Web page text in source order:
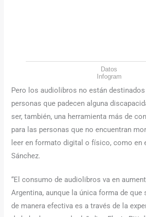
Datos
Infogram
Pero los audiolibros no están
personas que padecen alguna
ser, también, una herramienta más de
para las personas que no encuentran
leer en formato digital o físico, como en
Sánchez.
“El consumo de audiolibros va en
Argentina, aunque la única forma de que
de manera efectiva es a través de la